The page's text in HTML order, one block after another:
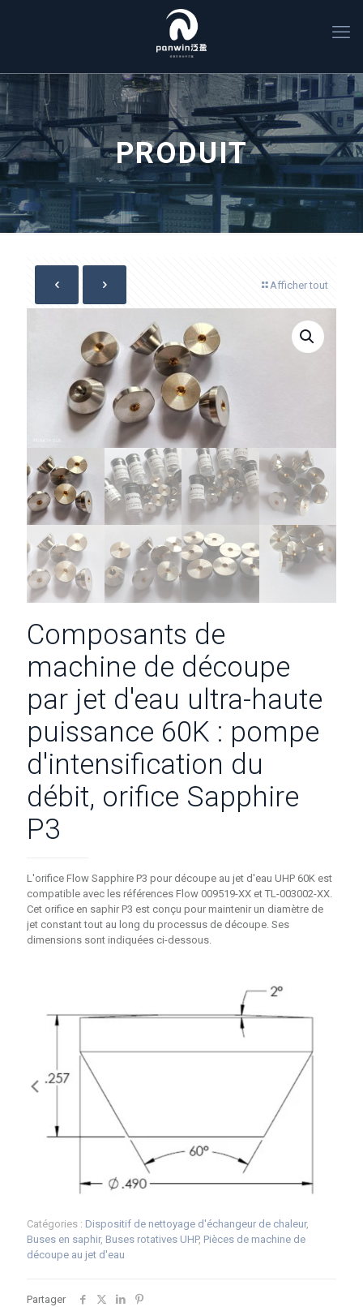
PRODUIT
Afficher tout
Composants de
machine de découpe
par jet d'eau ultra-haute
puissance 60K : pompe
d'intensification du
débit, orifice Sapphire
P3
L'orifice Flow Sapphire P3 pour découpe au jet d'eau UHP 60K est
compatible avec les références Flow 009519-XX et TL-003002-XX.
Cet orifice en saphir P3 est conçu pour maintenir un diamètre de
jet constant tout au long du processus de découpe. Ses
dimensions sont indiquées ci-dessous.
Catégories : Dispositif de nettoyage d'échangeur de chaleur,
Buses en saphir, Buses rotatives UHP, Pièces de machine de
découpe au jet d'eau
Partager